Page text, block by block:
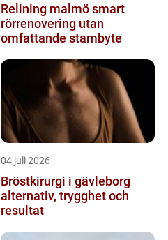
Relining malmö smart
rörrenovering utan
omfattande stambyte
04 juli 2026
Bröstkirurgi i gävleborg
alternativ, trygghet och
resultat